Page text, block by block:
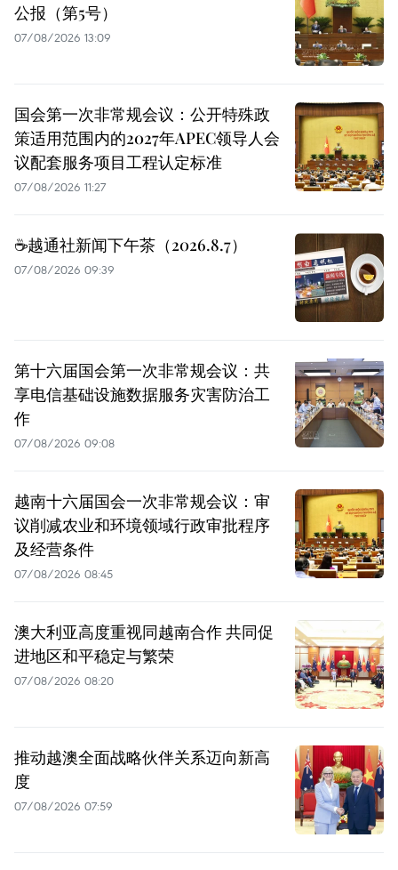
公报（第5号）
07/08/2026 13:09
国会第一次非常规会议：公开特殊政
策适用范围内的2027年APEC领导人会
议配套服务项目工程认定标准
07/08/2026 11:27
☕️越通社新闻下午茶（2026.8.7）
07/08/2026 09:39
第十六届国会第一次非常规会议：共
享电信基础设施数据服务灾害防治工
作
07/08/2026 09:08
越南十六届国会一次非常规会议：审
议削减农业和环境领域行政审批程序
及经营条件
07/08/2026 08:45
澳大利亚高度重视同越南合作 共同促
进地区和平稳定与繁荣
07/08/2026 08:20
推动越澳全面战略伙伴关系迈向新高
度
07/08/2026 07:59